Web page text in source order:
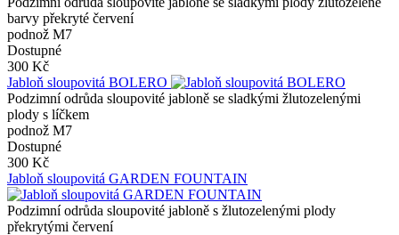
barvy překryté červení
podnož M7
Dostupné
300 Kč
Jabloň sloupovitá BOLERO
Podzimní odrůda sloupovité jabloně se sladkými žlutozelenými
plody s líčkem
podnož M7
Dostupné
300 Kč
Jabloň sloupovitá GARDEN FOUNTAIN
Podzimní odrůda sloupovité jabloně s žlutozelenými plody
překrytými červení